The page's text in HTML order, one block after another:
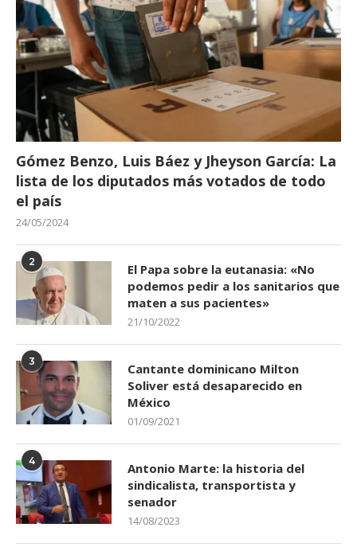
Gómez Benzo, Luis Báez y Jheyson García: La
lista de los diputados más votados de todo
el país
24/05/2024
2
El Papa sobre la eutanasia: «No
podemos pedir a los sanitarios que
maten a sus pacientes»
21/10/2022
3
Cantante dominicano Milton
Soliver está desaparecido en
México
01/09/2021
4
Antonio Marte: la historia del
sindicalista, transportista y
senador
14/08/2023